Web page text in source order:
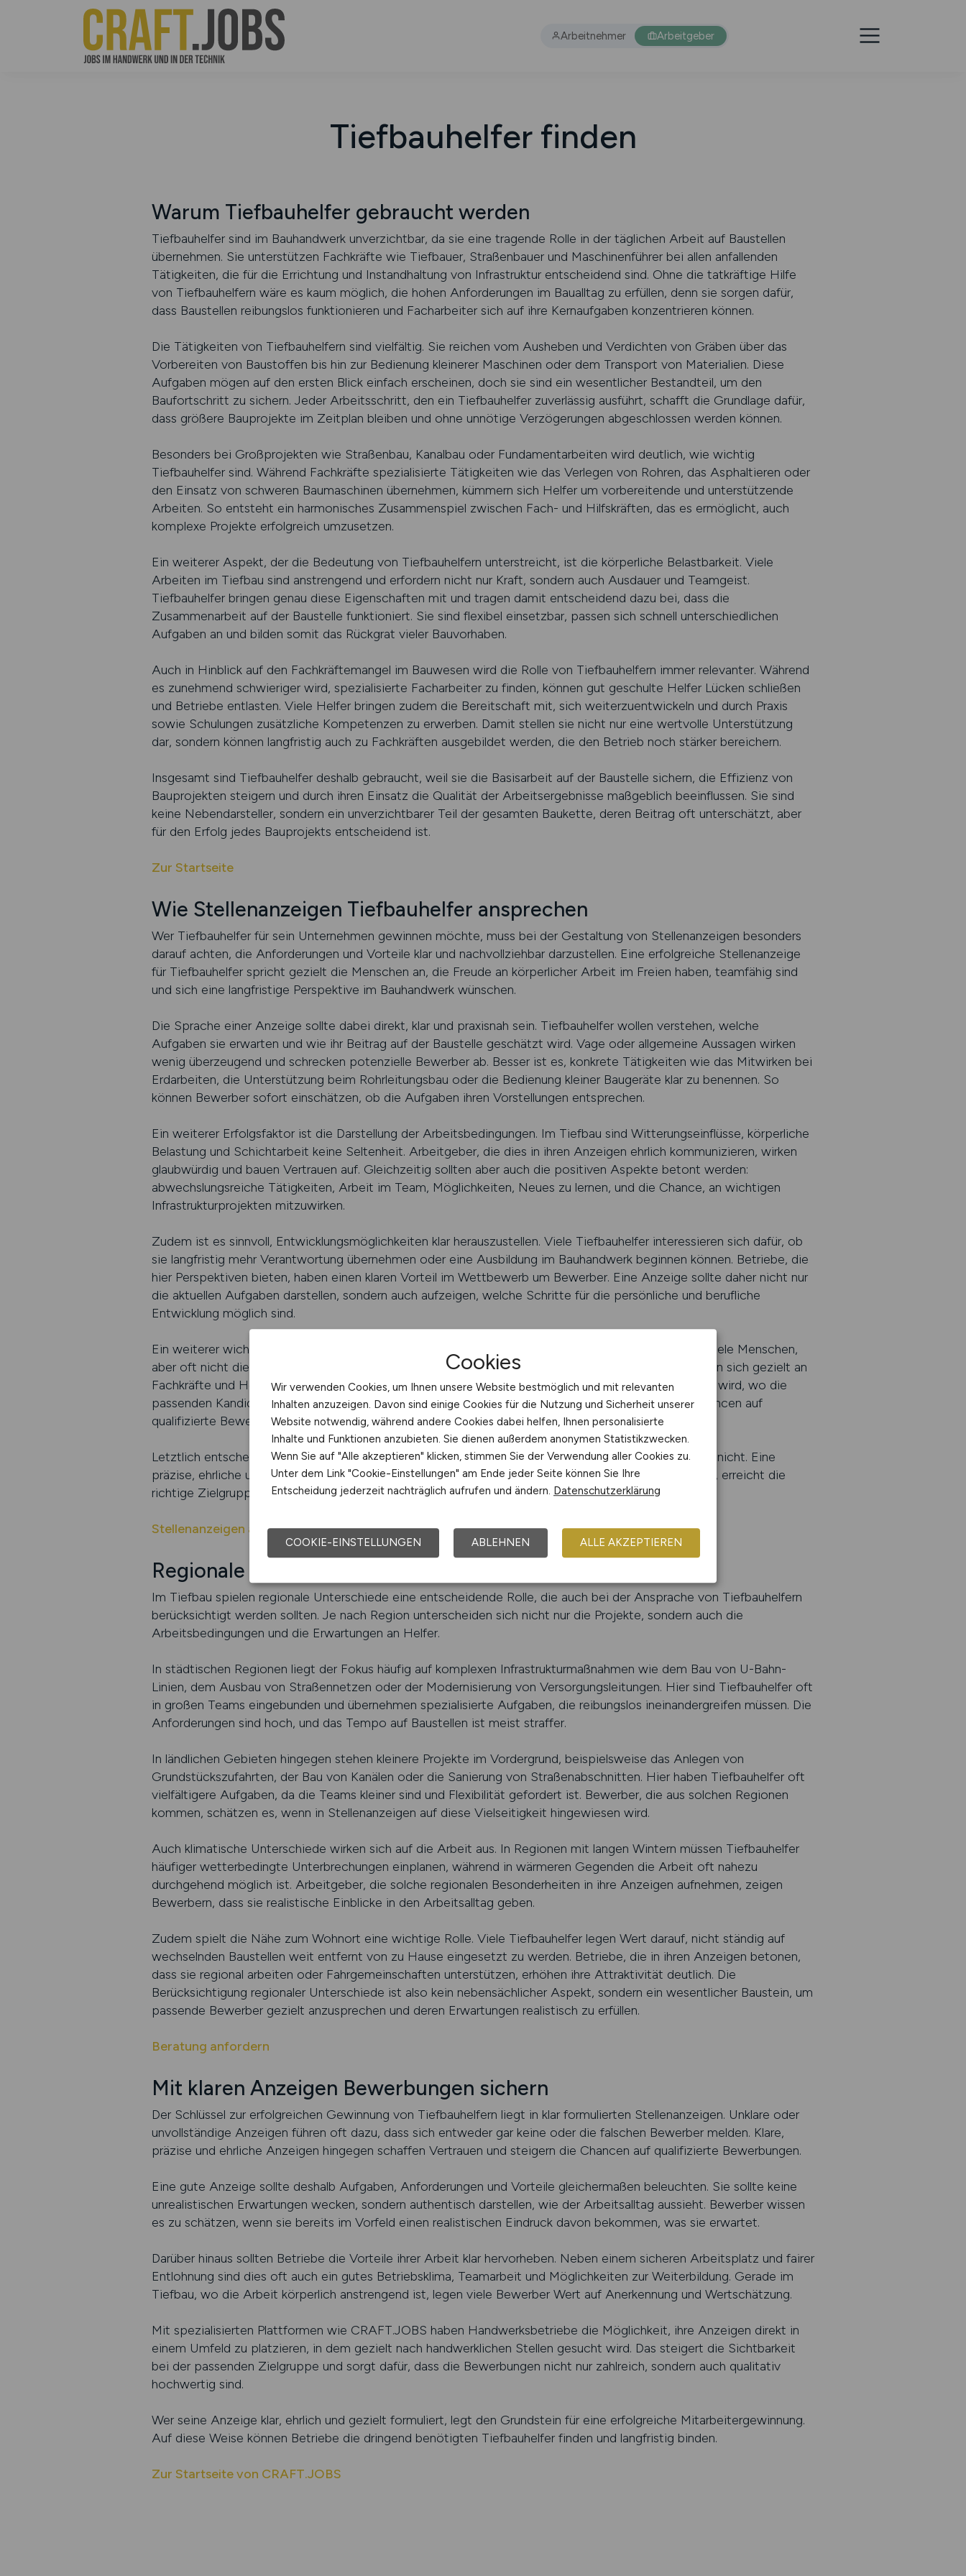
Arbeitnehmer Arbeitgeber
Tiefbauhelfer finden
Warum Tiefbauhelfer gebraucht werden
Tiefbauhelfer sind im Bauhandwerk unverzichtbar, da sie eine tragende Rolle in der täglichen Arbeit auf Baustellen
übernehmen. Sie unterstützen Fachkräfte wie Tiefbauer, Straßenbauer und Maschinenführer bei allen anfallenden
Tätigkeiten, die für die Errichtung und Instandhaltung von Infrastruktur entscheidend sind. Ohne die tatkräftige Hilfe
von Tiefbauhelfern wäre es kaum möglich, die hohen Anforderungen im Baualltag zu erfüllen, denn sie sorgen dafür,
dass Baustellen reibungslos funktionieren und Facharbeiter sich auf ihre Kernaufgaben konzentrieren können.
Die Tätigkeiten von Tiefbauhelfern sind vielfältig. Sie reichen vom Ausheben und Verdichten von Gräben über das
Vorbereiten von Baustoffen bis hin zur Bedienung kleinerer Maschinen oder dem Transport von Materialien. Diese
Aufgaben mögen auf den ersten Blick einfach erscheinen, doch sie sind ein wesentlicher Bestandteil, um den
Baufortschritt zu sichern. Jeder Arbeitsschritt, den ein Tiefbauhelfer zuverlässig ausführt, schafft die Grundlage dafür,
dass größere Bauprojekte im Zeitplan bleiben und ohne unnötige Verzögerungen abgeschlossen werden können.
Besonders bei Großprojekten wie Straßenbau, Kanalbau oder Fundamentarbeiten wird deutlich, wie wichtig
Tiefbauhelfer sind. Während Fachkräfte spezialisierte Tätigkeiten wie das Verlegen von Rohren, das Asphaltieren oder
den Einsatz von schweren Baumaschinen übernehmen, kümmern sich Helfer um vorbereitende und unterstützende
Arbeiten. So entsteht ein harmonisches Zusammenspiel zwischen Fach- und Hilfskräften, das es ermöglicht, auch
komplexe Projekte erfolgreich umzusetzen.
Ein weiterer Aspekt, der die Bedeutung von Tiefbauhelfern unterstreicht, ist die körperliche Belastbarkeit. Viele
Arbeiten im Tiefbau sind anstrengend und erfordern nicht nur Kraft, sondern auch Ausdauer und Teamgeist.
Tiefbauhelfer bringen genau diese Eigenschaften mit und tragen damit entscheidend dazu bei, dass die
Zusammenarbeit auf der Baustelle funktioniert. Sie sind flexibel einsetzbar, passen sich schnell unterschiedlichen
Aufgaben an und bilden somit das Rückgrat vieler Bauvorhaben.
Auch in Hinblick auf den Fachkräftemangel im Bauwesen wird die Rolle von Tiefbauhelfern immer relevanter. Während
es zunehmend schwieriger wird, spezialisierte Facharbeiter zu finden, können gut geschulte Helfer Lücken schließen
und Betriebe entlasten. Viele Helfer bringen zudem die Bereitschaft mit, sich weiterzuentwickeln und durch Praxis
sowie Schulungen zusätzliche Kompetenzen zu erwerben. Damit stellen sie nicht nur eine wertvolle Unterstützung
dar, sondern können langfristig auch zu Fachkräften ausgebildet werden, die den Betrieb noch stärker bereichern.
Insgesamt sind Tiefbauhelfer deshalb gebraucht, weil sie die Basisarbeit auf der Baustelle sichern, die Effizienz von
Bauprojekten steigern und durch ihren Einsatz die Qualität der Arbeitsergebnisse maßgeblich beeinflussen. Sie sind
keine Nebendarsteller, sondern ein unverzichtbarer Teil der gesamten Baukette, deren Beitrag oft unterschätzt, aber
für den Erfolg jedes Bauprojekts entscheidend ist.
Zur Startseite
Wie Stellenanzeigen Tiefbauhelfer ansprechen
Wer Tiefbauhelfer für sein Unternehmen gewinnen möchte, muss bei der Gestaltung von Stellenanzeigen besonders
darauf achten, die Anforderungen und Vorteile klar und nachvollziehbar darzustellen. Eine erfolgreiche Stellenanzeige
für Tiefbauhelfer spricht gezielt die Menschen an, die Freude an körperlicher Arbeit im Freien haben, teamfähig sind
und sich eine langfristige Perspektive im Bauhandwerk wünschen.
Die Sprache einer Anzeige sollte dabei direkt, klar und praxisnah sein. Tiefbauhelfer wollen verstehen, welche
Aufgaben sie erwarten und wie ihr Beitrag auf der Baustelle geschätzt wird. Vage oder allgemeine Aussagen wirken
wenig überzeugend und schrecken potenzielle Bewerber ab. Besser ist es, konkrete Tätigkeiten wie das Mitwirken bei
Erdarbeiten, die Unterstützung beim Rohrleitungsbau oder die Bedienung kleiner Baugeräte klar zu benennen. So
können Bewerber sofort einschätzen, ob die Aufgaben ihren Vorstellungen entsprechen.
Ein weiterer Erfolgsfaktor ist die Darstellung der Arbeitsbedingungen. Im Tiefbau sind Witterungseinflüsse, körperliche
Belastung und Schichtarbeit keine Seltenheit. Arbeitgeber, die dies in ihren Anzeigen ehrlich kommunizieren, wirken
glaubwürdig und bauen Vertrauen auf. Gleichzeitig sollten aber auch die positiven Aspekte betont werden:
abwechslungsreiche Tätigkeiten, Arbeit im Team, Möglichkeiten, Neues zu lernen, und die Chance, an wichtigen
Infrastrukturprojekten mitzuwirken.
Zudem ist es sinnvoll, Entwicklungsmöglichkeiten klar herauszustellen. Viele Tiefbauhelfer interessieren sich dafür, ob
sie langfristig mehr Verantwortung übernehmen oder eine Ausbildung im Bauhandwerk beginnen können. Betriebe, die
hier Perspektiven bieten, haben einen klaren Vorteil im Wettbewerb um Bewerber. Eine Anzeige sollte daher nicht nur
die aktuellen Aufgaben darstellen, sondern auch aufzeigen, welche Schritte für die persönliche und berufliche
Entwicklung möglich sind.
Ein weiterer wichtiger Punkt ist die Reichweite der Anzeige. Allgemeine Jobbörsen erreichen zwar viele Menschen,
aber oft nicht die passende Zielgruppe. Spezialisierte Plattformen wie CRAFT.JOBS hingegen richten sich gezielt an
Fachkräfte und Helfer im Handwerk. Damit wird sichergestellt, dass die Anzeige genau dort gesehen wird, wo die
passenden Kandidaten suchen. So können Handwerksbetriebe Streuverluste vermeiden und ihre Chancen auf
qualifizierte Bewerbungen erhöhen.
Letztlich entscheidet die Qualität der Stellenanzeige darüber, ob sich ein Tiefbauhelfer bewirbt oder nicht. Eine
präzise, ehrliche und motivierende Anzeige, die sowohl Anforderungen als auch Vorteile klar benennt, erreicht die
richtige Zielgruppe und sorgt für Bewerbungen, die zum Betrieb passen.
Stellenanzeigen auf CRAFT.JOBS schalten
Regionale Unterschiede im Tiefbau berücksichtigen
Im Tiefbau spielen regionale Unterschiede eine entscheidende Rolle, die auch bei der Ansprache von Tiefbauhelfern
berücksichtigt werden sollten. Je nach Region unterscheiden sich nicht nur die Projekte, sondern auch die
Arbeitsbedingungen und die Erwartungen an Helfer.
In städtischen Regionen liegt der Fokus häufig auf komplexen Infrastrukturmaßnahmen wie dem Bau von U-Bahn-
Linien, dem Ausbau von Straßennetzen oder der Modernisierung von Versorgungsleitungen. Hier sind Tiefbauhelfer oft
in großen Teams eingebunden und übernehmen spezialisierte Aufgaben, die reibungslos ineinandergreifen müssen. Die
Anforderungen sind hoch, und das Tempo auf Baustellen ist meist straffer.
In ländlichen Gebieten hingegen stehen kleinere Projekte im Vordergrund, beispielsweise das Anlegen von
Grundstückszufahrten, der Bau von Kanälen oder die Sanierung von Straßenabschnitten. Hier haben Tiefbauhelfer oft
vielfältigere Aufgaben, da die Teams kleiner sind und Flexibilität gefordert ist. Bewerber, die aus solchen Regionen
kommen, schätzen es, wenn in Stellenanzeigen auf diese Vielseitigkeit hingewiesen wird.
Auch klimatische Unterschiede wirken sich auf die Arbeit aus. In Regionen mit langen Wintern müssen Tiefbauhelfer
häufiger wetterbedingte Unterbrechungen einplanen, während in wärmeren Gegenden die Arbeit oft nahezu
durchgehend möglich ist. Arbeitgeber, die solche regionalen Besonderheiten in ihre Anzeigen aufnehmen, zeigen
Bewerbern, dass sie realistische Einblicke in den Arbeitsalltag geben.
Zudem spielt die Nähe zum Wohnort eine wichtige Rolle. Viele Tiefbauhelfer legen Wert darauf, nicht ständig auf
wechselnden Baustellen weit entfernt von zu Hause eingesetzt zu werden. Betriebe, die in ihren Anzeigen betonen,
dass sie regional arbeiten oder Fahrgemeinschaften unterstützen, erhöhen ihre Attraktivität deutlich. Die
Berücksichtigung regionaler Unterschiede ist also kein nebensächlicher Aspekt, sondern ein wesentlicher Baustein, um
passende Bewerber gezielt anzusprechen und deren Erwartungen realistisch zu erfüllen.
Beratung anfordern
Mit klaren Anzeigen Bewerbungen sichern
Der Schlüssel zur erfolgreichen Gewinnung von Tiefbauhelfern liegt in klar formulierten Stellenanzeigen. Unklare oder
unvollständige Anzeigen führen oft dazu, dass sich entweder gar keine oder die falschen Bewerber melden. Klare,
präzise und ehrliche Anzeigen hingegen schaffen Vertrauen und steigern die Chancen auf qualifizierte Bewerbungen.
Eine gute Anzeige sollte deshalb Aufgaben, Anforderungen und Vorteile gleichermaßen beleuchten. Sie sollte keine
unrealistischen Erwartungen wecken, sondern authentisch darstellen, wie der Arbeitsalltag aussieht. Bewerber wissen
es zu schätzen, wenn sie bereits im Vorfeld einen realistischen Eindruck davon bekommen, was sie erwartet.
Darüber hinaus sollten Betriebe die Vorteile ihrer Arbeit klar hervorheben. Neben einem sicheren Arbeitsplatz und fairer
Entlohnung sind dies oft auch ein gutes Betriebsklima, Teamarbeit und Möglichkeiten zur Weiterbildung. Gerade im
Tiefbau, wo die Arbeit körperlich anstrengend ist, legen viele Bewerber Wert auf Anerkennung und Wertschätzung.
Mit spezialisierten Plattformen wie CRAFT.JOBS haben Handwerksbetriebe die Möglichkeit, ihre Anzeigen direkt in
einem Umfeld zu platzieren, in dem gezielt nach handwerklichen Stellen gesucht wird. Das steigert die Sichtbarkeit
bei der passenden Zielgruppe und sorgt dafür, dass die Bewerbungen nicht nur zahlreich, sondern auch qualitativ
hochwertig sind.
Wer seine Anzeige klar, ehrlich und gezielt formuliert, legt den Grundstein für eine erfolgreiche Mitarbeitergewinnung.
Auf diese Weise können Betriebe die dringend benötigten Tiefbauhelfer finden und langfristig binden.
Zur Startseite von CRAFT.JOBS
Cookies
Wir verwenden Cookies, um Ihnen unsere Website bestmöglich und mit relevanten
Inhalten anzuzeigen. Davon sind einige Cookies für die Nutzung und Sicherheit unserer
Website notwendig, während andere Cookies dabei helfen, Ihnen personalisierte
Inhalte und Funktionen anzubieten. Sie dienen außerdem anonymen Statistikzwecken.
Wenn Sie auf "Alle akzeptieren" klicken, stimmen Sie der Verwendung aller Cookies zu.
Unter dem Link "Cookie-Einstellungen" am Ende jeder Seite können Sie Ihre
Entscheidung jederzeit nachträglich aufrufen und ändern. Datenschutzerklärung
COOKIE-EINSTELLUNGEN ABLEHNEN ALLE AKZEPTIEREN